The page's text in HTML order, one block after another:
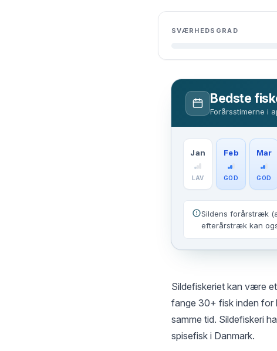
SVÆRHEDSGRAD
Bedste
Forårsstimerne i
Jan
LAV
Feb
GOD
Mar
GOD
Sildens forårstræk
efterårstræk kan
Sildefiskeriet kan være
fange 30+ fisk inden for
samme tid. Sildefiskeri
spisefisk i Danmark.